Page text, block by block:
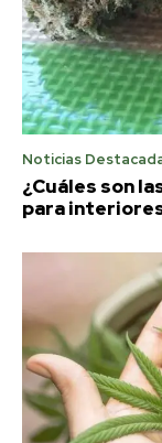
Noticias
¿Cuáles son
para